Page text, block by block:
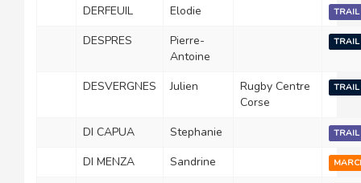
DERFEUIL Elodie
DESPRES
Pierre-
Antoine
DESVERGNES Julien
Rugby Centre
Corse
DI CAPUA Stephanie
DI MENZA Sandrine